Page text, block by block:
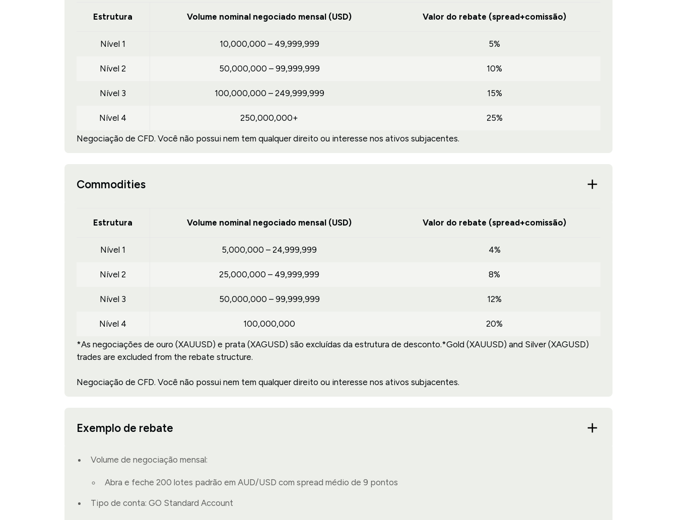
Estrutura Volume nominal negociado mensal (USD) Valor do rebate (spread+comissão)
Nível 1 10,000,000 – 49,999,999 5%
Nível 2 50,000,000 – 99,999,999 10%
Nível 3 100,000,000 – 249,999,999 15%
Nível 4 250,000,000+ 25%
Negociação de CFD. Você não possui nem tem qualquer direito ou interesse nos ativos subjacentes.
Commodities
Estrutura Volume nominal negociado mensal (USD) Valor do rebate (spread+comissão)
Nível 1 5,000,000 – 24,999,999 4%
Nível 2 25,000,000 – 49,999,999 8%
Nível 3 50,000,000 – 99,999,999 12%
Nível 4 100,000,000 20%
*As negociações de ouro (XAUUSD) e prata (XAGUSD) são excluídas da estrutura de desconto.*Gold (XAUUSD) and Silver (XAGUSD)
trades are excluded from the rebate structure.
Negociação de CFD. Você não possui nem tem qualquer direito ou interesse nos ativos subjacentes.
Exemplo de rebate
Volume de negociação mensal:
Abra e feche 200 lotes padrão em AUD/USD com spread médio de 9 pontos
Tipo de conta: GO Standard Account